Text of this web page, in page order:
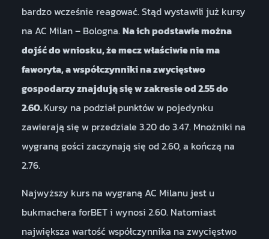
bardzo wcześnie reagować. Stąd wystawili już kursy
na AC Milan – Bologna.Na ich podstawie można
dojść do wniosku, że mecz właściwie nie ma
faworyta, a współczynniki na zwycięstwo
gospodarzy znajdują się w zakresie od 2.55 do
2.60.Kursy na podział punktów w pojedynku
zawierają się w przedziale 3.20 do 3.47. Mnożniki na
wygraną gości zaczynają się od 2.60, a kończą na
2.76.
Najwyższy kurs na wygraną AC Milanu jest u
bukmachera forBET i wynosi 2.60. Natomiast
największa wartość współczynnika na zwycięstwo